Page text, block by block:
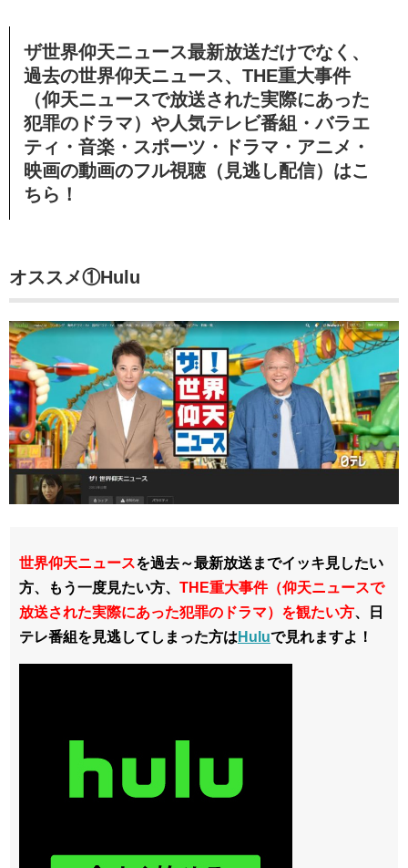
ザ世界仰天ニュース最新放送だけでなく、
過去の世界仰天ニュース、THE重大事件
（仰天ニュースで放送された実際にあった
犯罪のドラマ）や人気テレビ番組・バラエ
ティ・音楽・スポーツ・ドラマ・アニメ・
映画の動画のフル視聴（見逃し配信） はこ
ちら！
オススメ①Hulu
世界仰天ニュースを過去～最新放送までイッキ見したい
方、もう一度見たい方、 THE重大事件（仰天ニュースで
放送された実際にあった犯罪のドラマ）を観たい方、日
テレ番組を見逃してしまった方は Huluで見れますよ！